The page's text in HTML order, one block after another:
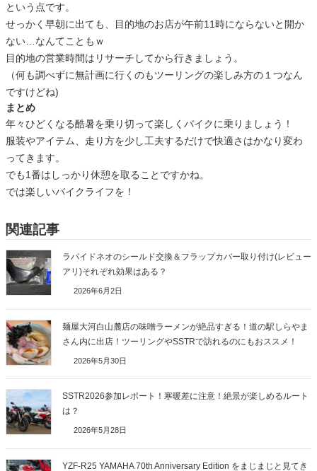
という点です。
せっかく早朝に出ても、目的地のお店が午前11時にならないと開か
ない…なんてこともｗ
目的地の営業時間はリサーチしてから行きましょう。
（何も調べずに無計画に行くのもツーリングの楽しみ方の１つなん
ですけどね)
まとめ
年々ひどくなる酷暑を乗り切って楽しくバイクに乗りましょう！
服装やアイテム、走り方を少し工夫するだけで快適さはかなり変わ
ってきます。
でも1番はしっかり休憩を取ることですかね。
では楽しいバイクライフを！
関連記事
ラパイドネオのシールド交換＆フラップカバー取り付け(レビュー
アリ)それぞれ効果はある？
2026年6月2日
麺屋大河白山麓店の味噌ラーメンが絶品すぎる！道の駅しらやま
さん内に出店！ツーリングやSSTRで訪れるのにもおススメ！
2026年5月30日
SSTR2026参加レポート！寒暖差に注意！絶景が楽しめるルート
は？
2026年5月28日
YZF-R25 YAMAHA 70th Anniversary Edition をまじまじと見てき